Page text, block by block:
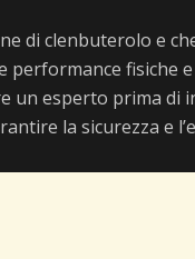
di clenbuterolo e
fisiche
un esperto prima di
la sicurezza e